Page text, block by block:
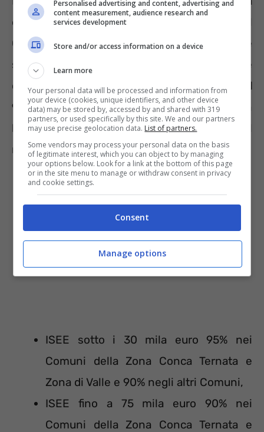
è cumulabile in modo obbligatorio con il
Conto Termico. L’entità massima si raggiunge
sommando l’incentivo riconosciuto dal GSE e
da quello regionale ed è compresatra l’85 e il
95% dei costi ammissibiliriconosciuti in
base alla zona di installazione e all’ISEE del
richiedente.
ISEE sotto i 30 mila euro 95% nei
Comuni della Zona Conca Ternata e
Zona di Valle e 90% negli altri Comuni,
ISEE fino a 75 mila euro 90% nei
Comuni della Zona Conca Ternata e
Personalised advertising and content, advertising and
content measurement, audience research and
services development
Store and/or access information on a device
Learn more
Your personal data will be processed and information from
your device (cookies, unique identifiers, and other device
data) may be stored by, accessed by and shared with 319
partners, or used specifically by this site. We and our partners
may use precise geolocation data. List of partners.
Some vendors may process your personal data on the basis
of legitimate interest, which you can object to by managing
your options below. Look for a link at the bottom of this page
or in the site menu to manage or withdraw consent in privacy
and cookie settings.
Consent
Manage options